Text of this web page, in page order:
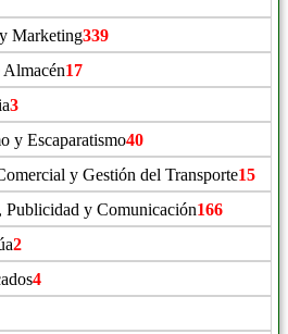
Marketing339
17
3
y Escaparatismo40
y Gestión del Transporte15
Publicidad y Comunicación166
2
4